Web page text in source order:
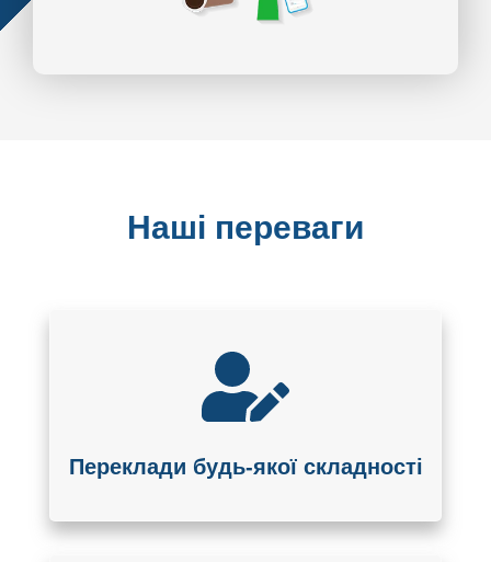
Наші переваги
Переклади будь-якої складності